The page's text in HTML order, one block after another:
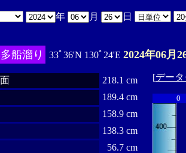
年 月 日
船溜り 33ﾟ36'N 130ﾟ24'E 2024年06月
218.1 cm
189.4 cm
158.9 cm
138.3 cm
56.7 cm
[デー
0